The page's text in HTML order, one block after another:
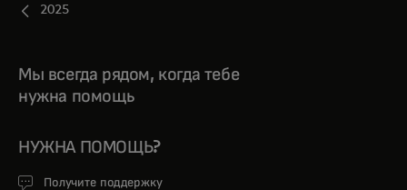
2025
Мы всегда рядом, когда тебе
нужна помощь
НУЖНА ПОМОЩЬ?
Получите поддержку